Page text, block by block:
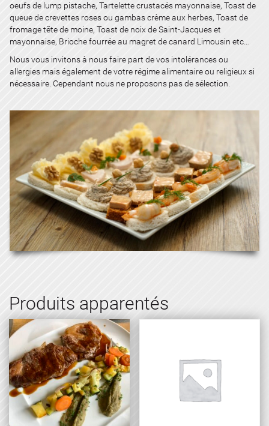
oeufs de lump pistache, Tartelette crustacés mayonnaise, Toast de
queue de crevettes roses ou gambas crème aux herbes, Toast de
fromage tête de moine, Toast de noix de Saint-Jacques et
mayonnaise, Brioche fourrée au magret de canard Limousin etc…
Nous vous invitons à nous faire part de vos intolérances ou
allergies mais également de votre régime alimentaire ou religieux si
nécessaire. Cependant nous ne proposons pas de sélection.
Produits apparentés